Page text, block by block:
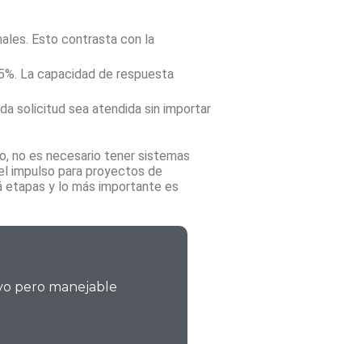
Esto contrasta con la
La capacidad de respuesta
solicitud sea atendida sin importar
no es necesario tener sistemas
impulso para proyectos de
y lo más importante es
pero manejable